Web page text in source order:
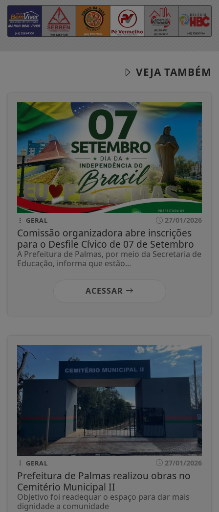
VEJA TAMBÉM
GERAL 27/01/2026
Comissão organizadora abre inscrições
para o Desfile Cívico de 07 de Setembro
A Prefeitura de Palmas, por meio da Secretaria de
Educação, informa que estão...
ACESSAR
GERAL 27/01/2026
Prefeitura de Palmas realizou obras no
Cemitério Municipal II
Objetivo foi readequar o espaço para dar mais
dignidade a comunidade